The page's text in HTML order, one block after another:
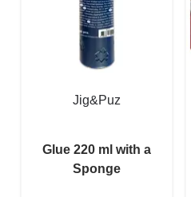
Jig&Puz
Glue 220 ml with a
Sponge